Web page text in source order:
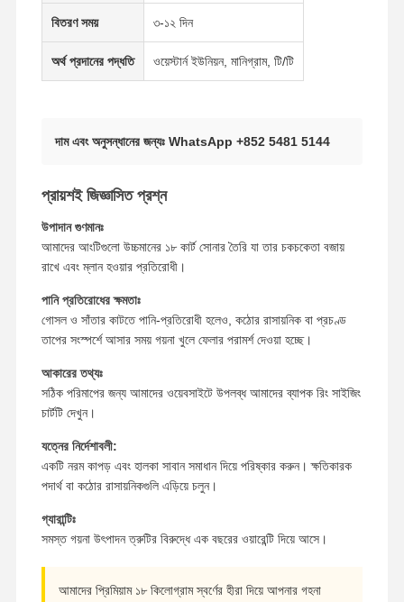
১৮ ক্যারেট সোনার কানের দুল
১৮ কিলোগ্রাম সোনার ব্রাশ
১৪ কে ডায়মন্ড ব্রেসলেট
১৪ কিলোগ্রাম সোনার মালা
বিতরণ সময় ৩-১২ দিন
অর্থ প্রদানের পদ্ধতি ওয়েস্টার্ন ইউনিয়ন, মানিগ্রাম, টি/টি
দাম এবং অনুসন্ধানের জন্যঃ WhatsApp +852 5481 5144
প্রায়শই জিজ্ঞাসিত প্রশ্ন
উপাদান গুণমানঃ
আমাদের আংটিগুলো উচ্চমানের ১৮ কার্ট সোনার তৈরি যা তার চকচকেতা বজায়
রাখে এবং ম্লান হওয়ার প্রতিরোধী।
পানি প্রতিরোধের ক্ষমতাঃ
গোসল ও সাঁতার কাটতে পানি-প্রতিরোধী হলেও, কঠোর রাসায়নিক বা প্রচণ্ড
তাপের সংস্পর্শে আসার সময় গয়না খুলে ফেলার পরামর্শ দেওয়া হচ্ছে।
আকারের তথ্যঃ
সঠিক পরিমাপের জন্য আমাদের ওয়েবসাইটে উপলব্ধ আমাদের ব্যাপক রিং সাইজিং
চার্টটি দেখুন।
যত্নের নির্দেশাবলী:
একটি নরম কাপড় এবং হালকা সাবান সমাধান দিয়ে পরিষ্কার করুন। ক্ষতিকারক
পদার্থ বা কঠোর রাসায়নিকগুলি এড়িয়ে চলুন।
গ্যারান্টিঃ
সমস্ত গয়না উৎপাদন ত্রুটির বিরুদ্ধে এক বছরের ওয়ারেন্টি দিয়ে আসে।
আমাদের প্রিমিয়াম ১৮ কিলোগ্রাম স্বর্ণের হীরা দিয়ে আপনার গহনা